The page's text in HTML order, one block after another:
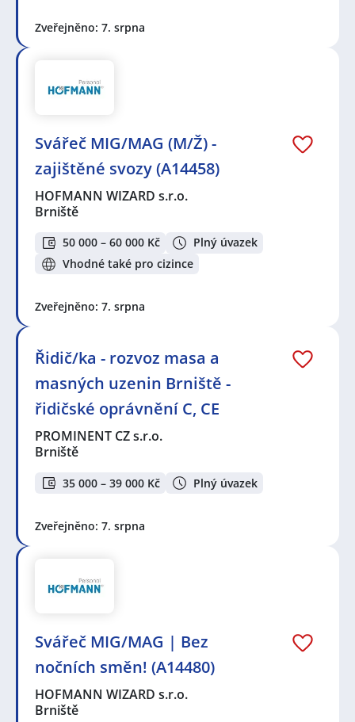
Zveřejněno: 7. srpna
Svářeč MIG/MAG (M/Ž) -
zajištěné svozy (A14458)
HOFMANN WIZARD s.r.o.
Brniště
50 000 – 60 000 Kč
Plný úvazek
Vhodné také pro cizince
Zveřejněno: 7. srpna
Řidič/ka - rozvoz masa a
masných uzenin Brniště -
řidičské oprávnění C, CE
PROMINENT CZ s.r.o.
Brniště
35 000 – 39 000 Kč Plný úvazek
Zveřejněno: 7. srpna
Svářeč MIG/MAG | Bez
nočních směn! (A14480)
HOFMANN WIZARD s.r.o.
Brniště